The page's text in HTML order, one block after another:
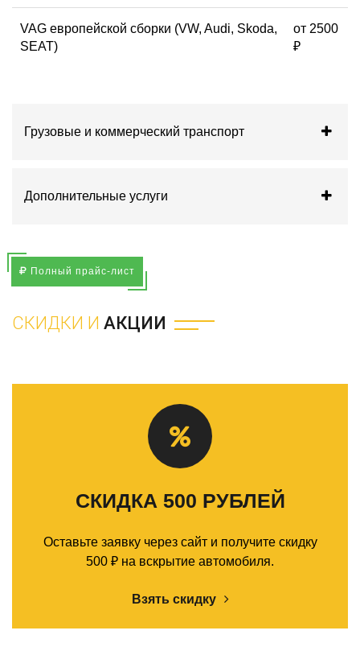
VAG европейской сборки (VW, Audi, Skoda,
SEAT)
от 2500
₽
Грузовые и коммерческий транспорт
Дополнительные услуги
Полный прайс-лист
СКИДКИ И АКЦИИ
СКИДКА 500 РУБЛЕЙ
Оставьте заявку через сайт и получите скидку
500 ₽ на вскрытие автомобиля.
Взять скидку